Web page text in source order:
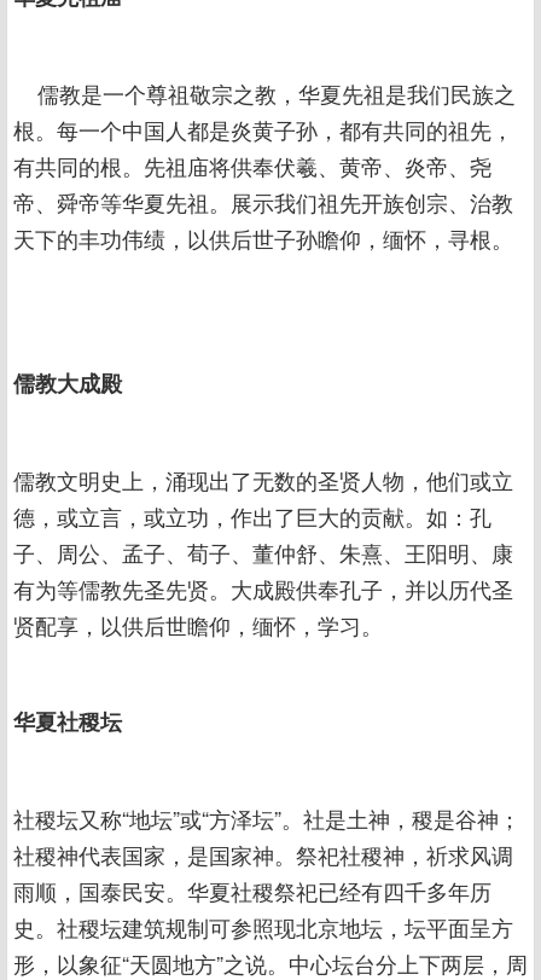
儒教是一个尊祖敬宗之教，华夏先祖是我们民族之
根。每一个中国人都是炎黄子孙，都有共同的祖先，
有共同的根。先祖庙将供奉伏羲、黄帝、炎帝、尧
帝、舜帝等华夏先祖。展示我们祖先开族创宗、治教
天下的丰功伟绩，以供后世子孙瞻仰，缅怀，寻根。
儒教大成殿
儒教文明史上，涌现出了无数的圣贤人物，他们或立
德，或立言，或立功，作出了巨大的贡献。如：孔
子、周公、孟子、荀子、董仲舒、朱熹、王阳明、康
有为等儒教先圣先贤。大成殿供奉孔子，并以历代圣
贤配享，以供后世瞻仰，缅怀，学习。
华夏社稷坛
社稷坛又称“地坛”或“方泽坛”。社是土神，稷是谷神；
社稷神代表国家，是国家神。祭祀社稷神，祈求风调
雨顺，国泰民安。华夏社稷祭祀已经有四千多年历
史。社稷坛建筑规制可参照现北京地坛，坛平面呈方
形，以象征“天圆地方”之说。中心坛台分上下两层，周